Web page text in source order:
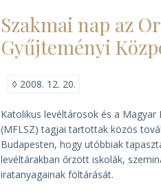
története)
Szakmai nap az
Gyűjteményi
◊ 2008. 12. 20.
Katolikus levéltárosok és a
(MFLSZ) tagjai tartottak közös
Budapesten, hogy utóbbiak
levéltárakban őrzött iskolák,
iratanyagainak föltárását.